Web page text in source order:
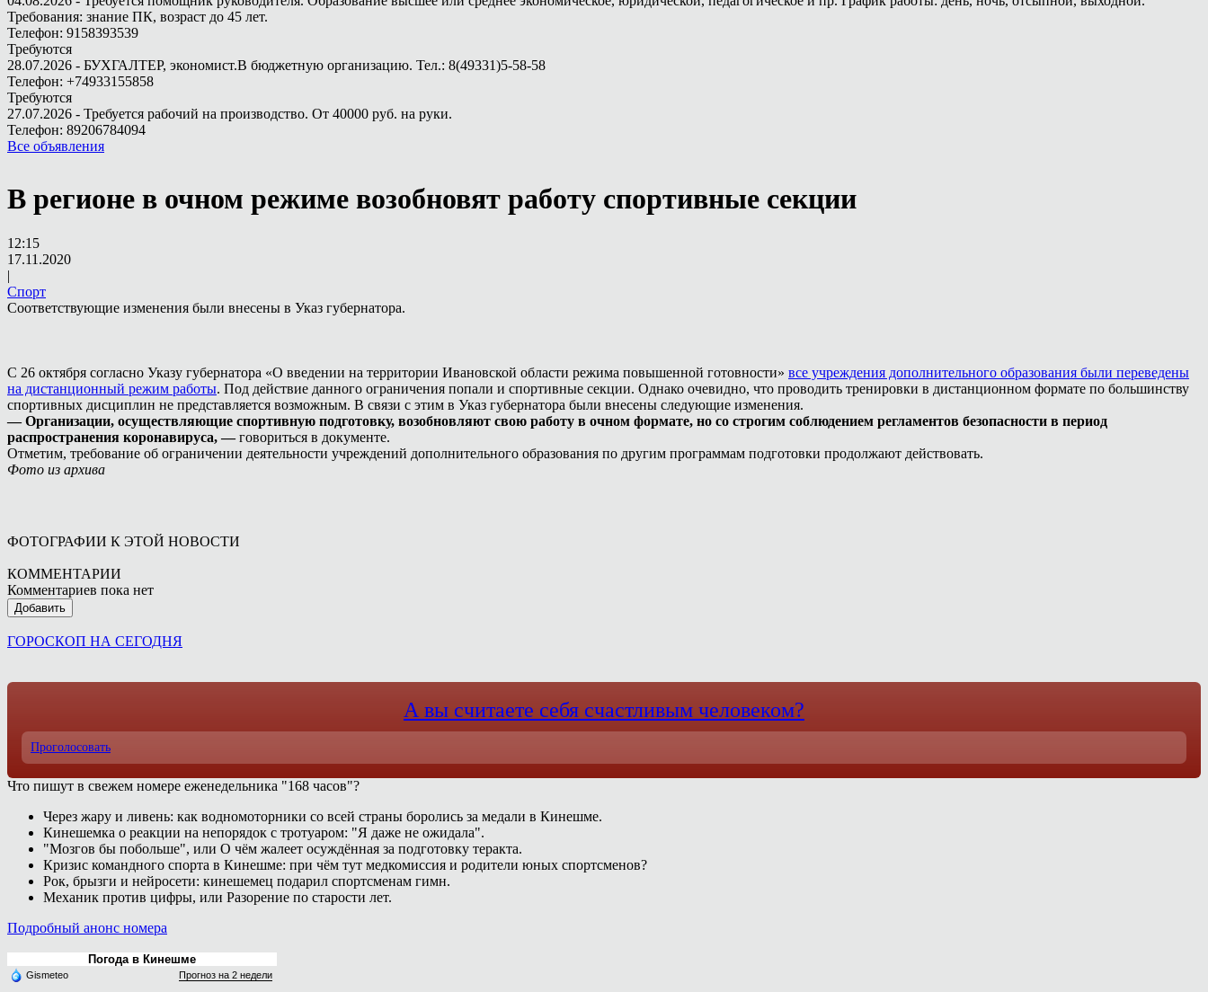
Требования: знание ПК, возраст до 45 лет.
Телефон: 9158393539
Требуются
28.07.2026 - БУХГАЛТЕР, экономист.В бюджетную организацию. Тел.: 8(49331)5-58-58
Телефон: +74933155858
Требуются
27.07.2026 - Требуется рабочий на производство. От 40000 руб. на руки.
Телефон: 89206784094
Все объявления
В регионе в очном режиме возобновят работу спортивные секции
12:15
17.11.2020
|
Спорт
Соответствующие изменения были внесены в Указ губернатора.
С 26 октября согласно Указу губернатора «О введении на территории Ивановской области режима повышенной готовности» все учреждения дополнительного образования были переведены
на дистанционный режим работы. Под действие данного ограничения попали и спортивные секции. Однако очевидно, что проводить тренировки в дистанционном формате по большинству
спортивных дисциплин не представляется возможным. В связи с этим в Указ губернатора были внесены следующие изменения.
— Организации, осуществляющие спортивную подготовку, возобновляют свою работу в очном формате, но со строгим соблюдением регламентов безопасности в период
распространения коронавируса, —говориться в документе.
Отметим, требование об ограничении деятельности учреждений дополнительного образования по другим программам подготовки продолжают действовать.
Фото из архива
ФОТОГРАФИИ К ЭТОЙ НОВОСТИ
КОММЕНТАРИИ
Комментариев пока нет
Добавить
ГОРОСКОП НА СЕГОДНЯ
А вы считаете себя счастливым человеком?
Проголосовать
Что пишут в свежем номере еженедельника "168 часов"?
Через жару и ливень: как водномоторники со всей страны боролись за медали в Кинешме.
Кинешемка о реакции на непорядок с тротуаром: "Я даже не ожидала".
"Мозгов бы побольше", или О чём жалеет осуждённая за подготовку теракта.
Кризис командного спорта в Кинешме: при чём тут медкомиссия и родители юных спортсменов?
Рок, брызги и нейросети: кинешемец подарил спортсменам гимн.
Механик против цифры, или Разорение по старости лет.
Подробный анонс номера
Погода в Кинешме
Gismeteo Прогноз на 2 недели